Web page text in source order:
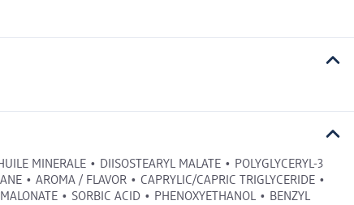
MINERALE • DIISOSTEARYL MALATE • POLYGLYCERYL-3
• AROMA / FLAVOR • CAPRYLIC/CAPRIC TRIGLYCERIDE •
• SORBIC ACID • PHENOXYETHANOL • BENZYL